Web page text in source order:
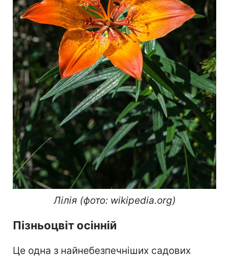
Лілія (фото: wikipedia.org)
Пізньоцвіт осінній
Це одна з найнебезпечніших садових